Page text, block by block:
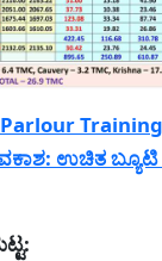
ಉಚಿತ ಬ್ಯೂಟಿ